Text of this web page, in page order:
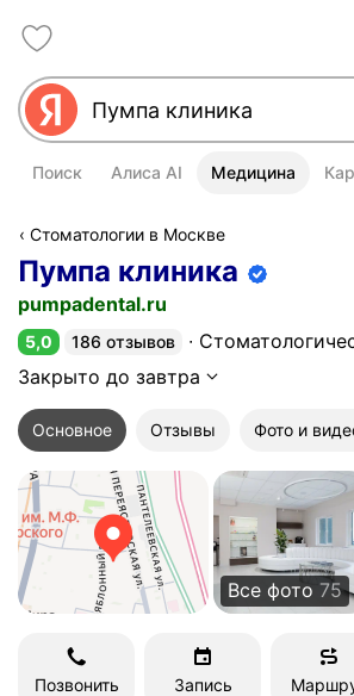
Поиск Алиса AI Медицина
Стоматологии в Москве
Пумпа клиника
Информация об
pumpadental.ru
Рейтинг 5,0 из 5
5,0 186 отзывов
Закрыто до завтра
Основное Отзывы Фото и
Все фото 75
Позвонить Запись